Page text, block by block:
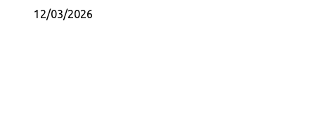
12/03/2026